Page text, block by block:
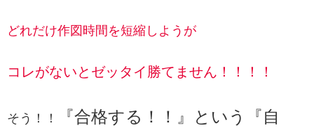
どれだけ作図時間を短縮しようが
コレがないとゼッタイ勝てません！！！！
そう！！
『合格する！！』という『自